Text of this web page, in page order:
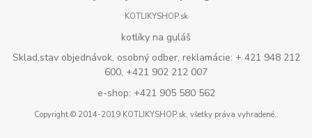
KOTLIKYSHOP.sk
kotlíky na guláš
Sklad,stav objednávok, osobný odber, reklamácie: + 421 948 212
600, +421 902 212 007
e-shop: +421 905 580 562
Copyright © 2014-2019 KOTLIKYSHOP.sk, všetky práva vyhradené..